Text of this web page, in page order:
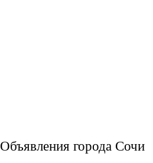
Объявления города Сочи